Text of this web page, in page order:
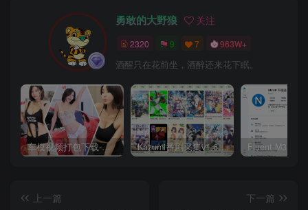
勇敢的大野狼 关注
2320 9 7 963W+
酒醒只在花前坐，酒醉还来花下眠。
车模视频打包下载-高清无水印版 Kazumi番剧采集v1.6.9：支持自定义规则+在线观看+弹幕，跨平台下载
上一篇
下一篇